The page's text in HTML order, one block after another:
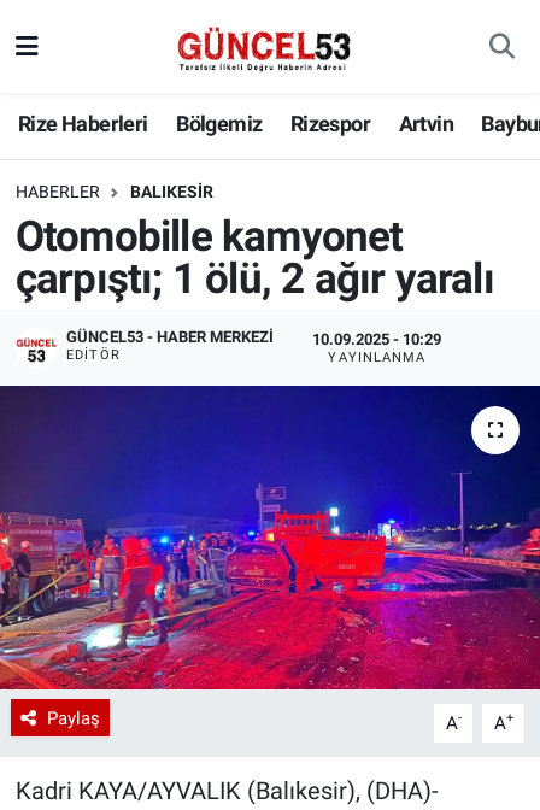
Rize Haberleri Bölgemiz Rizespor Artvin
HABERLER BALIKESIR
Otomobille kamyonet
çarpıştı; 1 ölü, 2 ağır yaralı
GÜNCEL53 - HABER MERKEZI
EDITÖR
10.09.2025 - 10:29
YAYINLANMA
Paylaş A- A+
Kadri KAYA/AYVALIK (Balıkesir), (DHA)-